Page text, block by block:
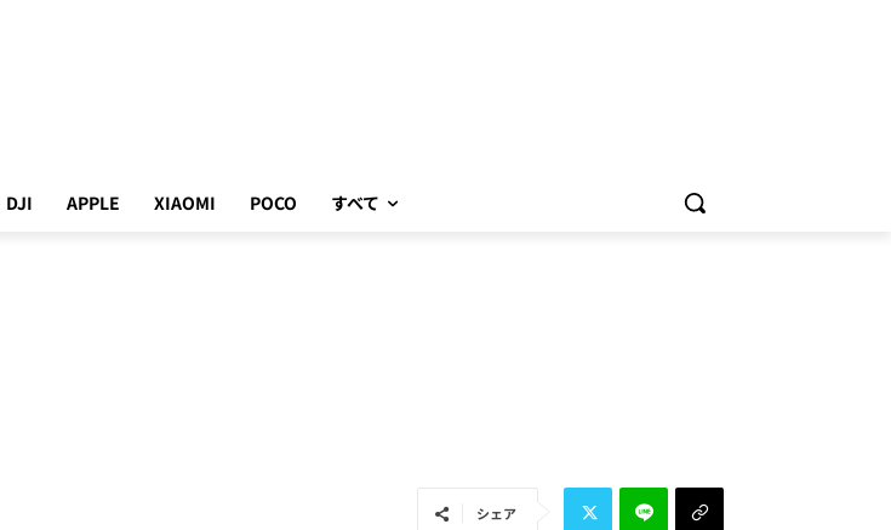
DJI APPLE XIAOMI POCO すべて
シェア